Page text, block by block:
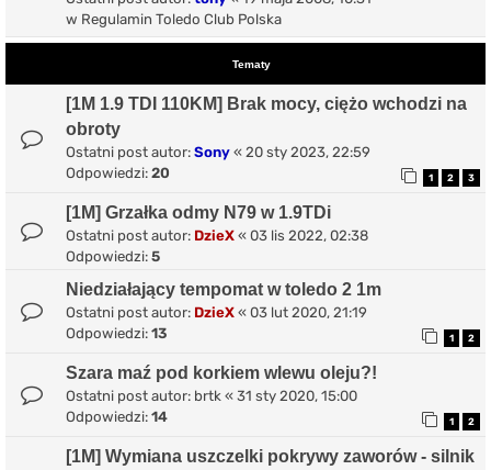
w Regulamin Toledo Club Polska
Tematy
[1M 1.9 TDI 110KM] Brak mocy, ciężo wchodzi na
obroty
Ostatni post autor: Sony « 20 sty 2023, 22:59
Odpowiedzi: 20 1 2 3
[1M] Grzałka odmy N79 w 1.9TDi
Ostatni post autor: DzieX « 03 lis 2022, 02:38
Odpowiedzi: 5
Niedziałający tempomat w toledo 2 1m
Ostatni post autor: DzieX « 03 lut 2020, 21:19
Odpowiedzi: 13 1 2
Szara maź pod korkiem wlewu oleju?!
Ostatni post autor: brtk « 31 sty 2020, 15:00
Odpowiedzi: 14 1 2
[1M] Wymiana uszczelki pokrywy zaworów - silnik